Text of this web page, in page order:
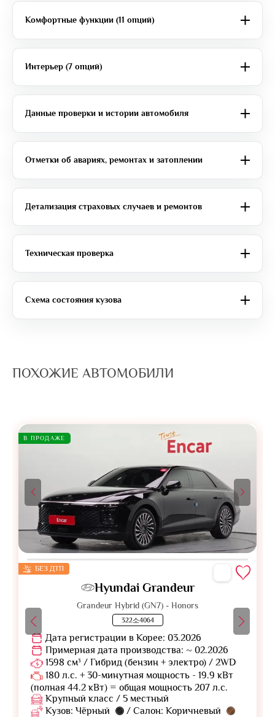
Комфортные функции (11 опций)
Интерьер (7 опций)
Данные проверки и истории автомобиля
Отметки об авариях, ремонтах и затоплении
Детализация страховых случаев и ремонтов
Техническая проверка
Схема состояния кузова
ПОХОЖИЕ АВТОМОБИЛИ
В ПРОДАЖЕ
БЕЗ ДТП
Hyundai Grandeur
Grandeur Hybrid (GN7) - Honors
322소4064
Дата регистрации в Корее: 03.2026
Примерная дата производства: ~ 02.2026
1598 см³ / Гибрид (бензин + электро) / 2WD
180 л.с. + 30-минутная мощность - 19.9 кВт
(полная 44.2 кВт) = общая мощность 207 л.с.
Крупный класс / 5 местный
Кузов: Чёрный
/ Салон: Коричневый